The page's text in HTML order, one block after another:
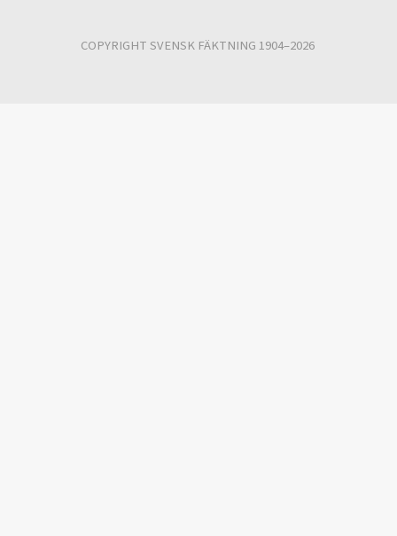
COPYRIGHT SVENSK FÄKTNING 1904–2026